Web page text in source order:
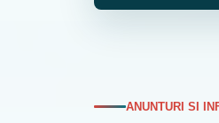
ANUNTURI SI